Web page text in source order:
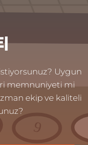
|
Uygun
memnuniyeti mi
ekip ve kaliteli